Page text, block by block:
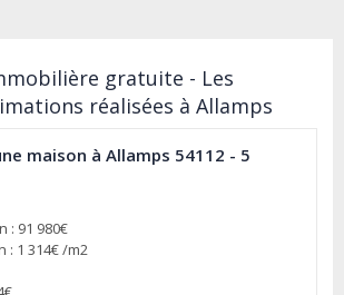
gratuite - Les
réalisées à Allamps
maison à Allamps 54112 - 5
: 91 980€
: 1 314€ /m2